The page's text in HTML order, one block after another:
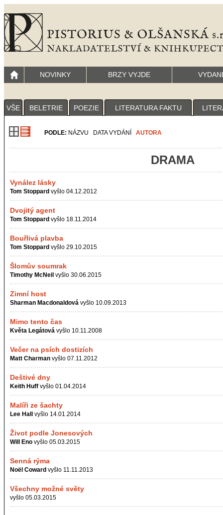
NOVINKY BRZY VYJDE
VŠE BELETRIE POEZIE LITERATURA FAKTU
PODLE: NÁZVU DATA VYDÁNÍ AUTORA
DRAMA
Vynález lásky
Tom Stoppard vyšlo 04.12.2012
Dvojitý agent
Tom Stoppard vyšlo 18.11.2014
Bouřlivá plavba
Tom Stoppard vyšlo 29.10.2015
Šlomův soumrak
Timothy McNeil vyšlo 30.06.2015
Zimní host
Sharman Macdonaldová vyšlo 10.09.2013
Mimo tento čas
Květa Legátová vyšlo 10.11.2008
Večer na psích dostizích
Matt Charman vyšlo 07.11.2012
Deštivé dny
Keith Huff vyšlo 01.04.2014
Malíři ze šachty
Lee Hall vyšlo 14.01.2014
Život podle Jonesových
Will Eno vyšlo 05.03.2015
Senná rýma
Noël Coward vyšlo 11.11.2013
Všechny možné světy
vyšlo 05.03.2015